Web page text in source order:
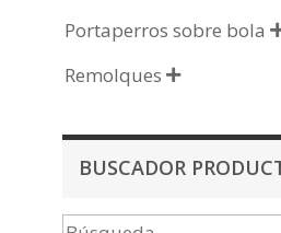
Portaperros sobre bola
Remolques 
BUSCADOR